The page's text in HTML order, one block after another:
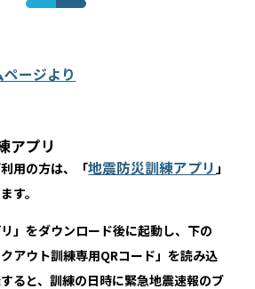
ージより
アプリ
用の方は、「地震防災訓練アプリ」
す。
」をダウンロード後に起動し、下の
アウト訓練専用QRコード」を読み込
ると、訓練の日時に緊急地震速報のブ